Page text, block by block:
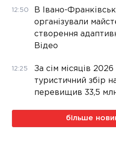
12:50
В Івано-
організували
створення
Відео
12:25
За сім місяців
туристичний збір
перевищив 33,5
більше